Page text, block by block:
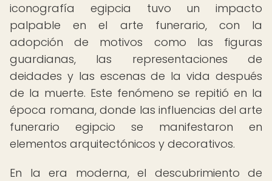
iconografía egipcia tuvo un impacto
palpable en el arte funerario, con la
adopción de motivos como las figuras
guardianas, las representaciones de
deidades y las escenas de la vida después
de la muerte. Este fenómeno se repitió en la
época romana, donde las influencias del arte
funerario egipcio se manifestaron en
elementos arquitectónicos y decorativos.
En la era moderna, el descubrimiento de